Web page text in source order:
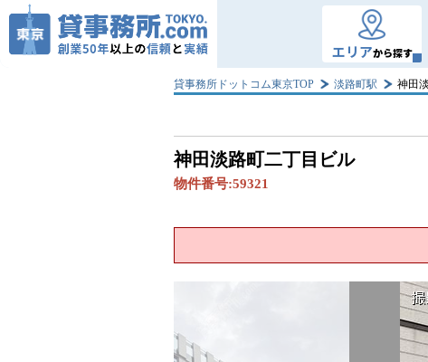
エリアから探す
貸事務所ドットコム東京TOP 淡路町駅 神田
神田淡路町二丁目ビル
物件番号:59321